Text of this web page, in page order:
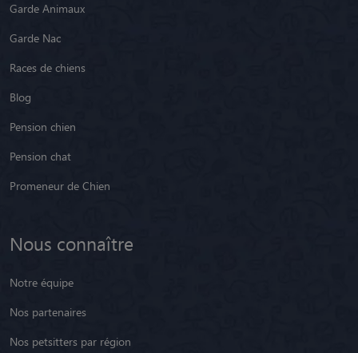
Garde Animaux
Garde Nac
Races de chiens
Blog
Pension chien
Pension chat
Promeneur de Chien
Nous connaître
Notre équipe
Nos partenaires
Nos petsitters par région